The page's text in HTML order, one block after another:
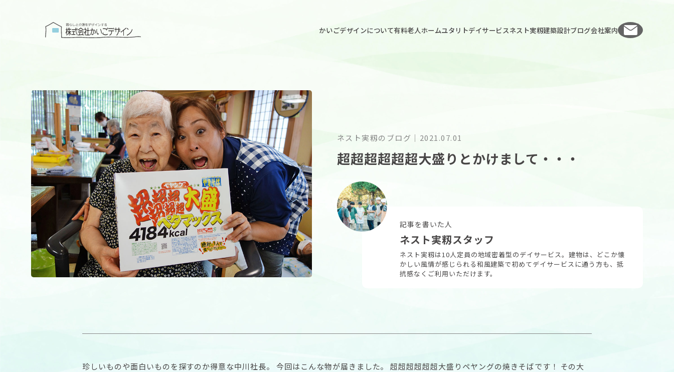
かいごデザインについて有料老人ホームユタリトデイサービスネスト実籾建築設計ブログ会社案内
ネスト実籾のブログ ｜ 2021.07.01
超超超超超超大盛りとかけまして・・・
記事を書いた人
ネスト実籾スタッフ
ネスト実籾は10人定員の地域密着型のデイサービス。建物は、どこか懐
かしい風情が感じられる和風建築で初めてデイサービスに通う方も、抵
抗感なくご利用いただけます。
珍しいものや面白いものを探すのか得意な中川社長。 今回はこんな物が届きました。 超超超超超超大盛りペヤングの焼きそばです！ その大